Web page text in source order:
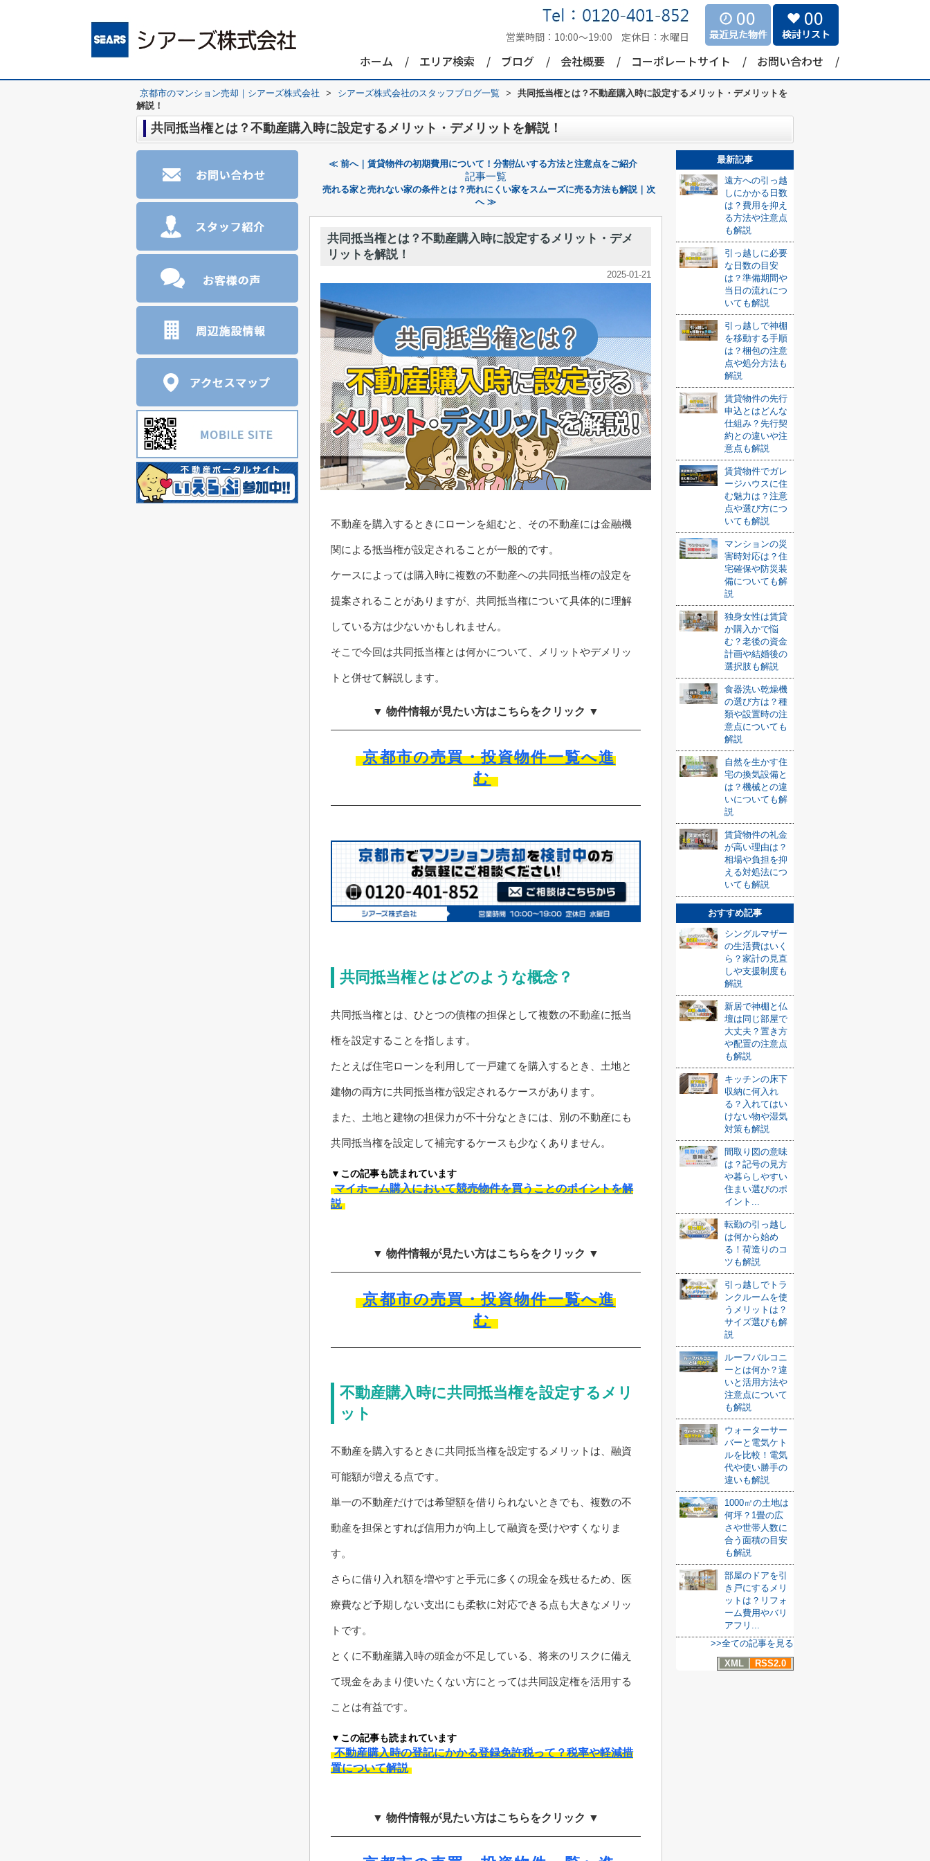
営業時間： 10:00～19:00 定休日： 水曜日
00 00
ホーム エリア検索 ブログ 会社概要 コーポレートサイト お問い合わせ
京都市のマンション売却｜シアーズ株式会社 > シアーズ株式会社のスタッフブログ一覧 >
共同抵当権とは？不動産購入時に設定するメリット・デメリットを
解説！
共同抵当権とは？不動産購入時に設定するメリット・デメリットを解説！
≪ 前へ｜賃貸物件の初期費用について！分割払いする方法と注意点をご紹介
記事一覧
売れる家と売れない家の条件とは？売れにくい家をスムーズに売る方法も解説｜次
へ ≫
共同抵当権とは？不動産購入時に設定するメリット・デメ
リットを解説！
2025-01-21
不動産を購入するときにローンを組むと、その不動産には金融機
関による抵当権が設定されることが一般的です。
ケースによっては購入時に複数の不動産への共同抵当権の設定を
提案されることがありますが、共同抵当権について具体的に理解
している方は少ないかもしれません。
そこで今回は共同抵当権とは何かについて、メリットやデメリッ
トと併せて解説します。
▼ 物件情報が見たい方はこちらをクリック ▼
京都市の売買・投資物件一覧へ進
む
共同抵当権とはどのような概念？
共同抵当権とは、ひとつの債権の担保として複数の不動産に抵当
権を設定することを指します。
たとえば住宅ローンを利用して一戸建てを購入するとき、土地と
建物の両方に共同抵当権が設定されるケースがあります。
また、土地と建物の担保力が不十分なときには、別の不動産にも
共同抵当権を設定して補完するケースも少なくありません。
▼この記事も読まれています
マイホーム購入において競売物件を買うことのポイントを解
説
▼ 物件情報が見たい方はこちらをクリック ▼
京都市の売買・投資物件一覧へ進
む
不動産購入時に共同抵当権を設定するメリ
ット
不動産を購入するときに共同抵当権を設定するメリットは、融資
可能額が増える点です。
単一の不動産だけでは希望額を借りられないときでも、複数の不
動産を担保とすれば信用力が向上して融資を受けやすくなりま
す。
さらに借り入れ額を増やすと手元に多くの現金を残せるため、医
療費など予期しない支出にも柔軟に対応できる点も大きなメリッ
トです。
とくに不動産購入時の頭金が不足している、将来のリスクに備え
て現金をあまり使いたくない方にとっては共同設定権を活用する
ことは有益です。
▼この記事も読まれています
不動産購入時の登記にかかる登録免許税って？税率や軽減措
置について解説
▼ 物件情報が見たい方はこちらをクリック ▼
最新記事
遠方への引っ越
しにかかる日数
は？費用を抑え
る方法や注意点
も解説
引っ越しに必要
な日数の目安
は？準備期間や
当日の流れにつ
いても解説
引っ越しで神棚
を移動する手順
は？梱包の注意
点や処分方法も
解説
賃貸物件の先行
申込とはどんな
仕組み？先行契
約との違いや注
意点も解説
賃貸物件でガレ
ージハウスに住
む魅力は？注意
点や選び方につ
いても解説
マンションの災
害時対応は？住
宅確保や防災装
備についても解
説
独身女性は賃貸
か購入かで悩
む？老後の資金
計画や結婚後の
選択肢も解説
食器洗い乾燥機
の選び方は？種
類や設置時の注
意点についても
解説
自然を生かす住
宅の換気設備と
は？機械との違
いについても解
説
賃貸物件の礼金
が高い理由は？
相場や負担を抑
える対処法につ
いても解説
おすすめ記事
シングルマザー
の生活費はいく
ら？家計の見直
しや支援制度も
解説
新居で神棚と仏
壇は同じ部屋で
大丈夫？置き方
や配置の注意点
も解説
キッチンの床下
収納に何入れ
る？入れてはい
けない物や湿気
対策も解説
間取り図の意味
は？記号の見方
や暮らしやすい
住まい選びのポ
イント...
転勤の引っ越し
は何から始め
る！荷造りのコ
ツも解説
引っ越しでトラ
ンクルームを使
うメリットは？
サイズ選びも解
説
ルーフバルコニ
ーとは何か？違
いと活用方法や
注意点について
も解説
ウォーターサー
バーと電気ケト
ルを比較！電気
代や使い勝手の
違いも解説
1000㎡の土地は
何坪？1畳の広
さや世帯人数に
合う面積の目安
も解説
部屋のドアを引
き戸にするメリ
ットは？リフォ
ーム費用やバリ
アフリ...
>>全ての記事を見る
XML
RSS2.0